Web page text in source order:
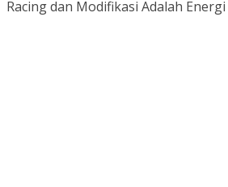
Racing dan Modifikasi Adalah Energi